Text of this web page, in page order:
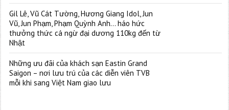
Gil Lê, Vũ Cát Tường, Hương Giang Idol, Jun
Vũ, Jun Phạm, Phạm Quỳnh Anh… háo hức
thưởng thức cá ngừ đại dương 110kg đến từ
Nhật
Những ưu đãi của khách sạn Eastin Grand
Saigon – nơi lưu trú của các diễn viên TVB
mỗi khi sang Việt Nam giao lưu